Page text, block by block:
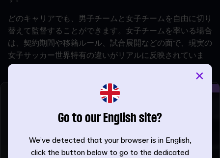
どのキャリアでも、男子チームと女子チームを自由に切り
替えて監督することができます。女子チームを率いる場合
は、契約期間や移籍ルール、試合展開などの面で、現実の
女子サッカー世界特有の違いがリアルに反映されていま
す。
Go to our English site?
We’ve detected that your browser is in English,
click the button below to go to the dedicated
×